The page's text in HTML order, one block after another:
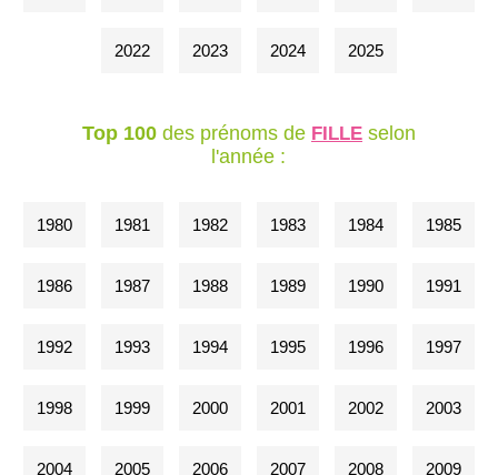
2022 2023 2024 2025
Top 100des prénoms de FILLEselon
l'année :
1980 1981 1982 1983 1984 1985
1986 1987 1988 1989 1990 1991
1992 1993 1994 1995 1996 1997
1998 1999 2000 2001 2002 2003
2004 2005 2006 2007 2008 2009